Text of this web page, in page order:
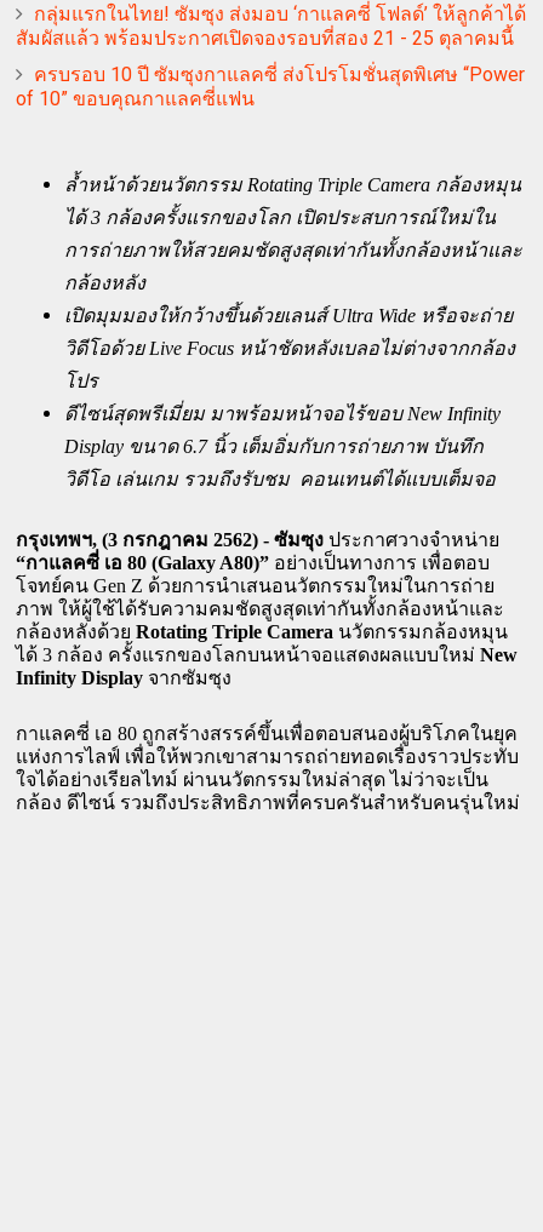
กลุ่มแรกในไทย! ซัมซุง ส่งมอบ ‘กาแลคซี่ โฟลด์’ ให้ลูกค้าได้
สัมผัสแล้ว พร้อมประกาศเปิดจองรอบที่สอง 21 - 25 ตุลาคมนี้
ครบรอบ 10 ปี ซัมซุงกาแลคซี่ ส่งโปรโมชั่นสุดพิเศษ “Power
of 10” ขอบคุณกาแลคซี่แฟน
ล้ำหน้าด้วยนวัตกรรม Rotating Triple Camera กล้องหมุน
ได้ 3 กล้องครั้งแรกของโลก เปิดประสบการณ์ใหม่ใน
การถ่ายภาพให้สวยคมชัดสูงสุดเท่ากันทั้งกล้องหน้าและ
กล้องหลัง
เปิดมุมมองให้กว้างขึ้นด้วยเลนส์ Ultra Wide หรือจะถ่าย
วิดีโอด้วย Live Focus หน้าชัดหลังเบลอไม่ต่างจากกล้อง
โปร
ดีไซน์สุดพรีเมี่ยม มาพร้อมหน้าจอไร้ขอบ New Infinity
Display ขนาด 6.7 นิ้ว เต็มอิ่มกับการถ่ายภาพ บันทึก
วิดีโอ เล่นเกม รวมถึงรับชม  คอนเทนต์ได้แบบเต็มจอ
กรุงเทพฯ, (3 กรกฎาคม 2562) - ซัมซุง
“กาแลคซี่ เอ 80 (Galaxy A80)” อย่างเป็นทางการ เพื่อตอบ
โจทย์คน Gen Z ด้วยการนำเสนอนวัตกรรมใหม่ในการถ่าย
ภาพ ให้ผู้ใช้ได้รับความคมชัดสูงสุดเท่ากันทั้งกล้องหน้าและ
กล้องหลังด้วย Rotating Triple Camera นวัตกรรมกล้องหมุน
ได้ 3 กล้อง ครั้งแรกของโลกบนหน้าจอแสดงผลแบบใหม่ New
Infinity Display จากซัมซุง
กาแลคซี่ เอ 80 ถูกสร้างสรรค์ขึ้นเพื่อตอบสนองผู้บริโภคในยุค
แห่งการไลฟ์ เพื่อให้พวกเขาสามารถถ่ายทอดเรื่องราวประทับ
ใจได้อย่างเรียลไทม์ ผ่านนวัตกรรมใหม่ล่าสุด ไม่ว่าจะเป็น
กล้อง ดีไซน์ รวมถึงประสิทธิภาพที่ครบครันสำหรับคนรุ่นใหม่